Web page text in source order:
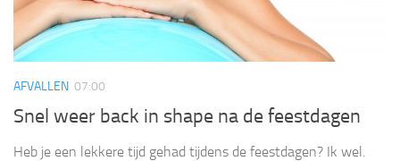
AFVALLEN 07:00
Snel weer back in shape na de feestdagen
Heb je een lekkere tijd gehad tijdens de feestdagen? Ik wel.